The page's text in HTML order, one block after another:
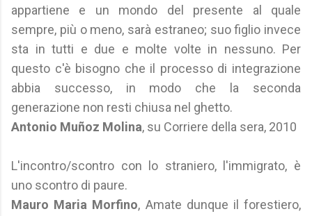
appartiene e un mondo del presente al quale
sempre, più o meno, sarà estraneo; suo figlio invece
sta in tutti e due e molte volte in nessuno. Per
questo c'è bisogno che il processo di integrazione
abbia successo, in modo che la seconda
generazione non resti chiusa nel ghetto.
Antonio Muñoz Molina, su Corriere della sera, 2010
L'incontro/scontro con lo straniero, l'immigrato, è
uno scontro di paure.
Mauro Maria Morfino, Amate dunque il forestiero,